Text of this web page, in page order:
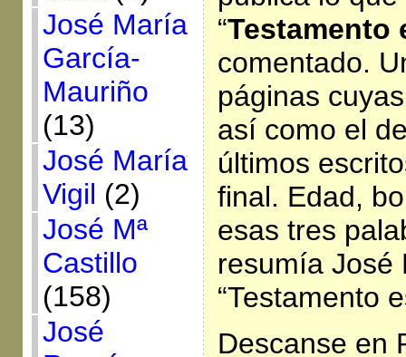
José María
García-
Mauriño
(13)
José María
Vigil (2)
José Mª
Castillo
(158)
José
“Testamento
comentado.
páginas
así como el
últimos
final. Edad,
esas tres
resumía José
“Testamento
Descanse en